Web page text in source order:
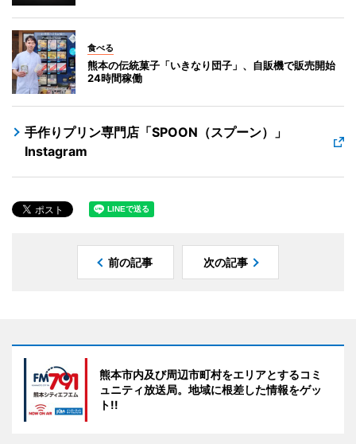
食べる
熊本の伝統菓子「いきなり団子」、自販機で販売開始
24時間稼働
手作りプリン専門店「SPOON（スプーン）」
Instagram
前の記事 次の記事
熊本市内及び周辺市町村をエリアとするコミ
ュニティ放送局。地域に根差した情報をゲッ
ト!!